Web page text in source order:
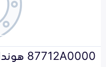
87712A0000 هونداي